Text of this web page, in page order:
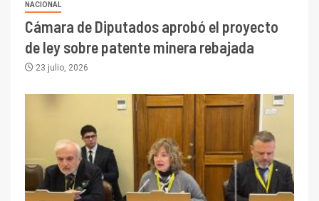
NACIONAL
Cámara de Diputados aprobó el proyecto
de ley sobre patente minera rebajada
23 julio, 2026